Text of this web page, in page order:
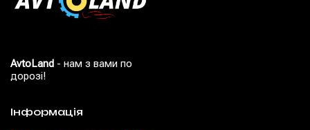
AvtoLand - нам з вами по
дорозі!
Інформація